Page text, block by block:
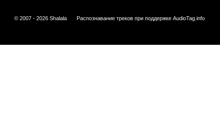
© 2007 - 2026 Shalala Распознавание треков при поддержке AudioTag.info